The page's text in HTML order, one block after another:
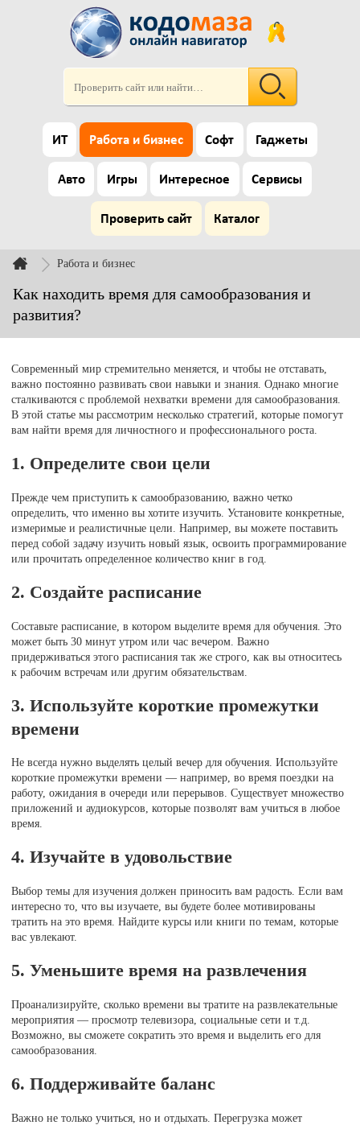
ИТ Работа и бизнес Софт Гаджеты
Авто Игры Интересное Сервисы
Проверить сайт Каталог
Работа и бизнес
Как находить время для самообразования и
развития?
Современный мир стремительно меняется, и чтобы не отставать,
важно постоянно развивать свои навыки и знания. Однако многие
сталкиваются с проблемой нехватки времени для самообразования.
В этой статье мы рассмотрим несколько стратегий, которые помогут
вам найти время для личностного и профессионального роста.
1. Определите свои цели
Прежде чем приступить к самообразованию, важно четко
определить, что именно вы хотите изучить. Установите конкретные,
измеримые и реалистичные цели. Например, вы можете поставить
перед собой задачу изучить новый язык, освоить программирование
или прочитать определенное количество книг в год.
2. Создайте расписание
Составьте расписание, в котором выделите время для обучения. Это
может быть 30 минут утром или час вечером. Важно
придерживаться этого расписания так же строго, как вы относитесь
к рабочим встречам или другим обязательствам.
3. Используйте короткие промежутки
времени
Не всегда нужно выделять целый вечер для обучения. Используйте
короткие промежутки времени — например, во время поездки на
работу, ожидания в очереди или перерывов. Существует множество
приложений и аудиокурсов, которые позволят вам учиться в любое
время.
4. Изучайте в удовольствие
Выбор темы для изучения должен приносить вам радость. Если вам
интересно то, что вы изучаете, вы будете более мотивированы
тратить на это время. Найдите курсы или книги по темам, которые
вас увлекают.
5. Уменьшите время на развлечения
Проанализируйте, сколько времени вы тратите на развлекательные
мероприятия — просмотр телевизора, социальные сети и т.д.
Возможно, вы сможете сократить это время и выделить его для
самообразования.
6. Поддерживайте баланс
Важно не только учиться, но и отдыхать. Перегрузка может